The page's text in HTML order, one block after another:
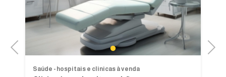
Previous 1
Saúde - hospitais e clinicas à venda
Next